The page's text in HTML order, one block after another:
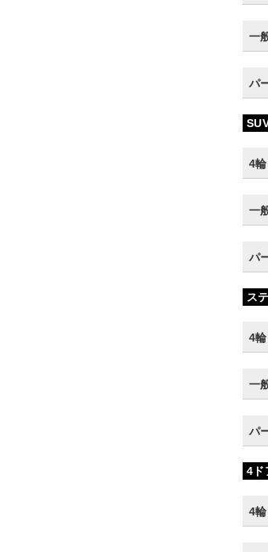
一
パ
4
一
パ
ス
4
一
パ
4ド
4